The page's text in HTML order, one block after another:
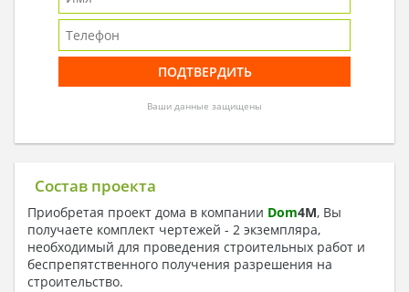
Ваши данные защищены
Состав проекта
Приобретая проект дома в компании Dom4M, Вы
получаете комплект чертежей - 2 экземпляра,
необходимый для проведения строительных работ и
беспрепятственного получения разрешения на
строительство.